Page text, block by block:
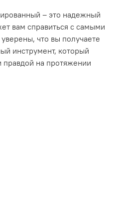
– это надежный
вам справиться с самыми
что вы получаете
инструмент, который
правдой на протяжении